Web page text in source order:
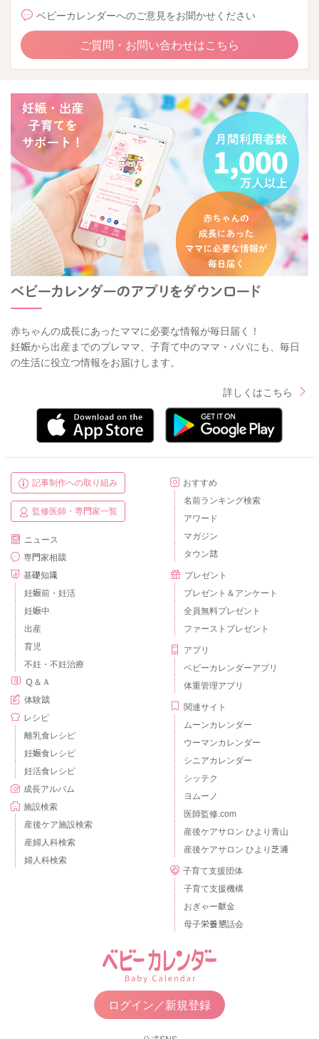
ベビーカレンダーへのご意見をお聞かせください
ご質問・お問い合わせはこちら
赤ちゃんの成長にあったママに必要な情報が毎日届く！
妊娠から出産までのプレママ、子育て中のママ・パパにも、毎日
の生活に役立つ情報をお届けします。
詳しくはこちら
記事制作への取り組み
監修医師・専門家一覧
ニュース
専門家相談
基礎知識
妊娠前・妊活
妊娠中
出産
育児
不妊・不妊治療
Ｑ＆Ａ
体験談
レシピ
離乳食レシピ
妊娠食レシピ
妊活食レシピ
成長アルバム
施設検索
産後ケア施設検索
産婦人科検索
婦人科検索
おすすめ
名前ランキング検索
アワード
マガジン
タウン誌
プレゼント
プレゼント＆アンケート
全員無料プレゼント
ファーストプレゼント
アプリ
ベビーカレンダーアプリ
体重管理アプリ
関連サイト
ムーンカレンダー
ウーマンカレンダー
シニアカレンダー
シッテク
ヨムーノ
医師監修.com
産後ケアサロン ひより青山
産後ケアサロン ひより芝浦
子育て支援団体
子育て支援機構
おぎゃー献金
母子栄養懇話会
ログイン／新規登録